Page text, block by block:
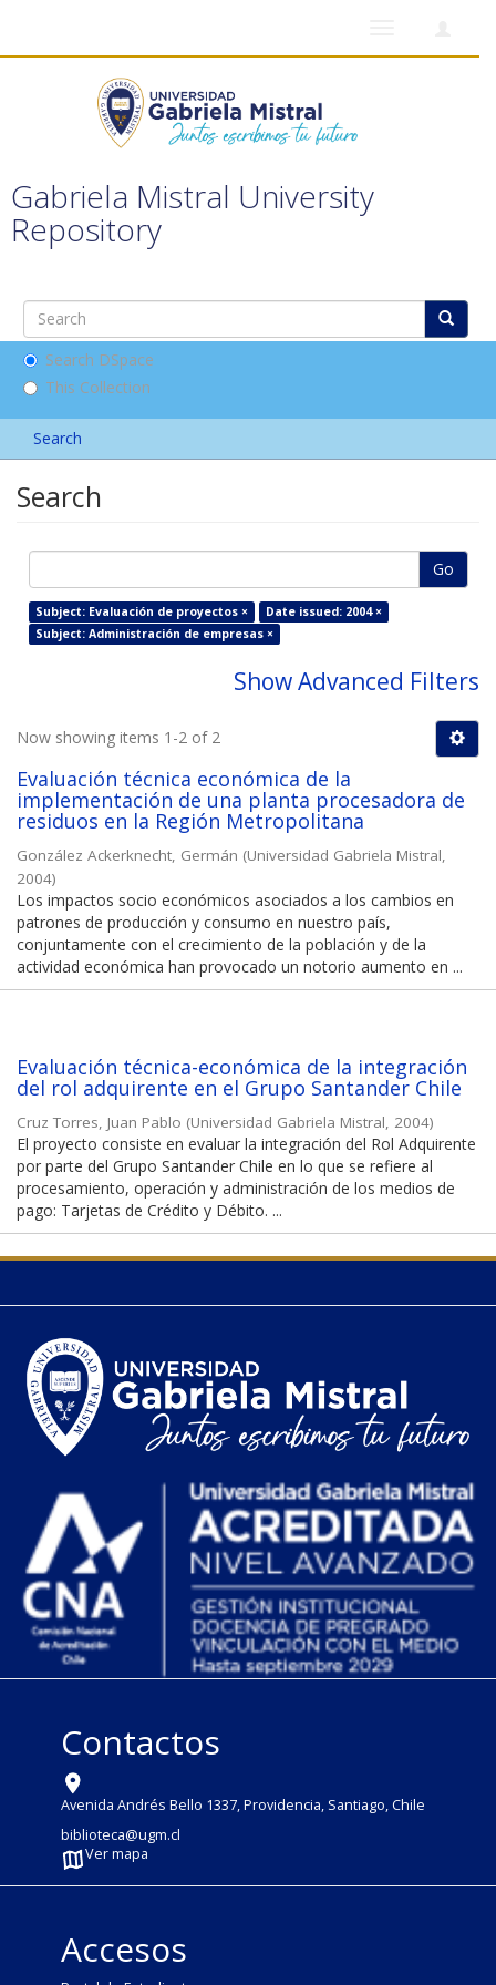
Gabriela Mistral University
Repository
Search DSpace
This Collection
Search
Search
Go
Subject: Evaluación de proyectos ×
Date issued: 2004 ×
Subject: Administración de empresas ×
Show Advanced Filters
Now showing items 1-2 of 2
Evaluación técnica económica de la
implementación de una planta procesadora de
residuos en la Región Metropolitana
González Ackerknecht, Germán (Universidad Gabriela Mistral,
2004)
Los impactos socio económicos asociados a los cambios en
patrones de producción y consumo en nuestro país,
conjuntamente con el crecimiento de la población y de la
actividad económica han provocado un notorio aumento en ...
Evaluación técnica-económica de la integración
del rol adquirente en el Grupo Santander Chile
Cruz Torres, Juan Pablo (Universidad Gabriela Mistral, 2004)
El proyecto consiste en evaluar la integración del Rol Adquirente
por parte del Grupo Santander Chile en lo que se refiere al
procesamiento, operación y administración de los medios de
pago: Tarjetas de Crédito y Débito. ...
Contactos
Avenida Andrés Bello 1337, Providencia, Santiago, Chile
biblioteca@ugm.cl
Ver mapa
Accesos